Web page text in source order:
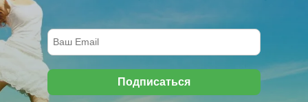
Подписаться